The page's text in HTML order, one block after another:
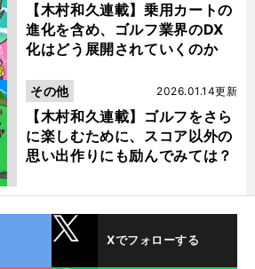
【木村和久連載】乗用カートの
進化を含め、ゴルフ業界のDX
化はどう展開されていくのか
【木村和久連載】ゴルフをさら
に楽しむために、スコア以外の
思い出作りにも励んでみては？
2026.01.14更新
その他
Xでフォローする